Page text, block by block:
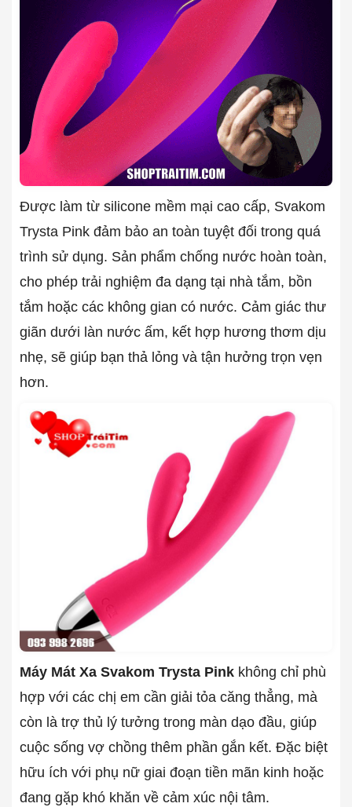
Được làm từ silicone mềm mại cao cấp, Svakom
Trysta Pink đảm bảo an toàn tuyệt đối trong quá
trình sử dụng. Sản phẩm chống nước hoàn toàn,
cho phép trải nghiệm đa dạng tại nhà tắm, bồn
tắm hoặc các không gian có nước. Cảm giác thư
giãn dưới làn nước ấm, kết hợp hương thơm dịu
nhẹ, sẽ giúp bạn thả lỏng và tận hưởng trọn vẹn
hơn.
Máy Mát Xa Svakom Trysta Pink không chỉ phù
hợp với các chị em cần giải tỏa căng thẳng, mà
còn là trợ thủ lý tưởng trong màn dạo đầu, giúp
cuộc sống vợ chồng thêm phần gắn kết. Đặc biệt
hữu ích với phụ nữ giai đoạn tiền mãn kinh hoặc
đang gặp khó khăn về cảm xúc nội tâm.